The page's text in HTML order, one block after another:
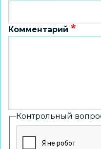
Комментарий
Контрольный